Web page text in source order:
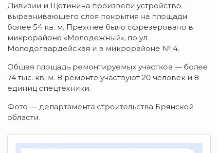
Дивизии и Щетинина произвели устройство
выравнивающего слоя покрытия на площади
более 54 кв. м. Прежнее было сфрезеровано в
микрорайоне «Молодежный», по ул.
Молодогвардейская и в микрорайоне № 4.
Общая площадь ремонтируемых участков — более
74 тыс. кв. м. В ремонте участвуют 20 человек и 8
единиц спецтехники.
Фото — департамента строительства Брянской
области.